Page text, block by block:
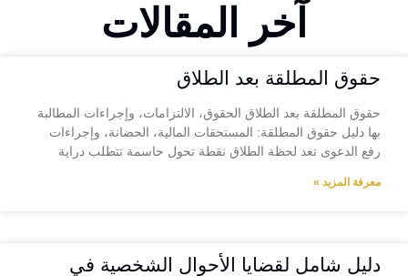
آخر المقالات
حقوق المطلقة بعد الطلاق
حقوق المطلقة بعد الطلاق الحقوق، الالتزامات، وإجراءات المطالبة
بها دليل حقوق المطلقة: المستحقات المالية، الحضانة، وإجراءات
رفع الدعوى تعد لحظة الطلاق نقطة تحول حاسمة تتطلب دراية
معرفة المزيد »
دليل شامل لقضايا الأحوال الشخصية في